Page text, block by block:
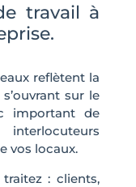
travail à
reflètent la
sur le
important de
vos locaux.
: clients,